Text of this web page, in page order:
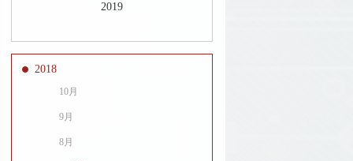
2019
2018
10月
9月
8月